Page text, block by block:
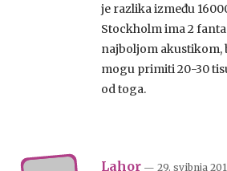
je razlika između
Stockholm ima 2
najboljom akustikom,
mogu primiti 20-30
od toga.
Lahor — 29. svibnja